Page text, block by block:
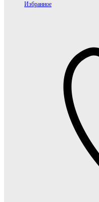
Избранное